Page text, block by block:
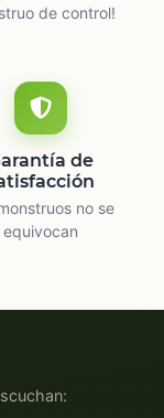
de control!
de
no se
equivocan